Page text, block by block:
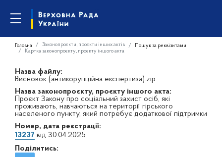
Головна Законопроєкти, проєкти інших актів
Пошук за реквізитами
Картка законопроєкту, проєкту іншого акта
Назва файлу:
Висновок (антикорупційна експертиза).zip
Назва законопроєкту, проєкту іншого акта:
Проєкт Закону про соціальний захист осіб, які
проживають, навчаються на території гірського
населеного пункту, який потребує додаткової підтримки
Номер, дата реєстрації:
13237 від 30.04.2025
Поділитись: